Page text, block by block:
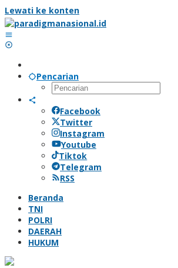
Lewati ke konten
Pencarian
Facebook
Twitter
Instagram
Youtube
Tiktok
Telegram
RSS
Beranda
TNI
POLRI
DAERAH
HUKUM